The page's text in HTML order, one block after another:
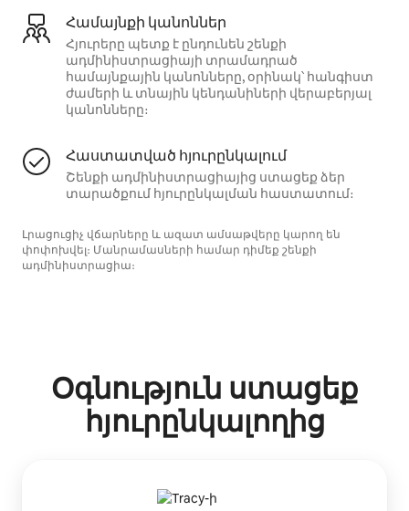
Համայնքի կանոններ
Հյուրերը պետք է ընդունեն շենքի
ադմինիստրացիայի տրամադրած
համայնքային կանոնները, օրինակ՝ հանգիստ
ժամերի և տնային կենդանիների վերաբերյալ
կանոնները։
Հաստատված հյուրընկալում
Շենքի ադմինիստրացիայից ստացեք ձեր
տարածքում հյուրընկալման հաստատում։
Լրացուցիչ վճարները և ազատ ամսաթվերը կարող են
փոփոխվել։ Մանրամասների համար դիմեք շենքի
ադմինիստրացիա։
Օգնություն ստացեք
հյուրընկալողից